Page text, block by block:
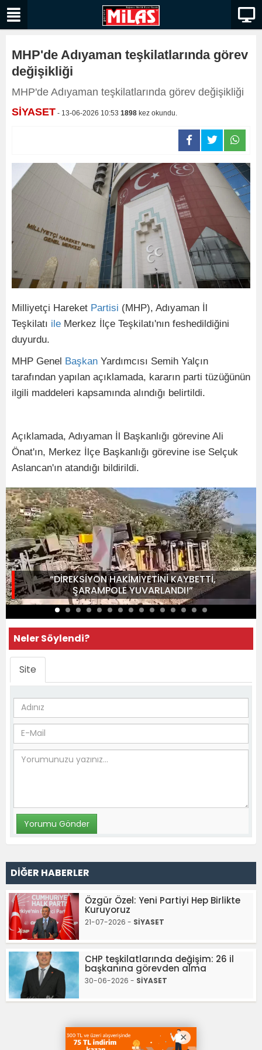
MHP'de Adıyaman teşkilatlarında görev
değişikliği
MHP'de Adıyaman teşkilatlarında görev değişikliği
SİYASET - 13-06-2026 10:53 1898 kez okundu.
Milliyetçi Hareket Partisi (MHP), Adıyaman İl
Teşkilatı ile Merkez İlçe Teşkilatı'nın feshedildiğini
duyurdu.
MHP Genel Başkan Yardımcısı Semih Yalçın
tarafından yapılan açıklamada, kararın parti tüzüğünün
ilgili maddeleri kapsamında alındığı belirtildi.
Açıklamada, Adıyaman İl Başkanlığı görevine Ali
Önat'ın, Merkez İlçe Başkanlığı görevine ise Selçuk
Aslancan'ın atandığı bildirildi.
“DİREKSİYON HAKİMİYETİNİ KAYBETTİ,
ŞARAMPOLE YUVARLANDI!”
Neler Söylendi?
Site
DİĞER HABERLER
Özgür Özel: Yeni Partiyi Hep Birlikte
Kuruyoruz
21-07-2026 - SİYASET
CHP teşkilatlarında değişim: 26 il
başkanına görevden alma
30-06-2026 - SİYASET